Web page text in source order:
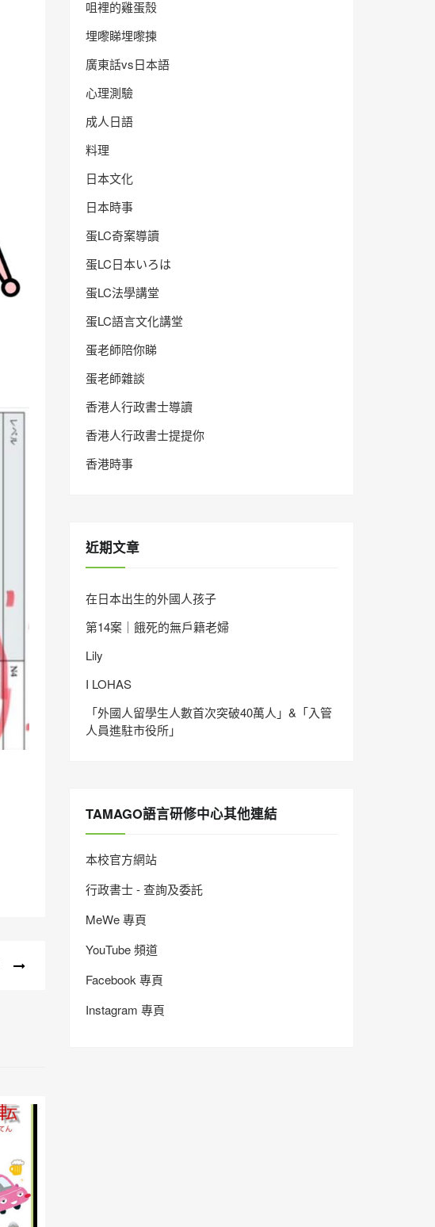
咀裡的雞蛋殼
埋嚟睇埋嚟揀
廣東話vs日本語
心理測驗
成人日語
料理
日本文化
日本時事
蛋LC奇案導讀
蛋LC日本いろは
蛋LC法學講堂
蛋LC語言文化講堂
蛋老師陪你睇
蛋老師雜談
香港人行政書士導讀
香港人行政書士提提你
香港時事
近期文章
在日本出生的外國人孩子
第14案｜餓死的無戶籍老婦
Lily
I LOHAS
「外國人留學生人數首次突破40萬人」&「入管
人員進駐市役所」
TAMAGO語言研修中心其他連結
本校官方網站
行政書士 - 查詢及委託
MeWe 專頁
YouTube 頻道
Facebook 專頁
Instagram 專頁